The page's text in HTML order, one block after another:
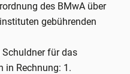
des BMwA über
gebührenden
für das
in Rechnung: 1.